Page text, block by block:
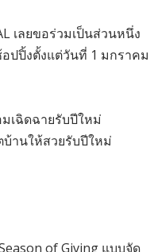
เลยขอร่วมเป็นส่วนหนึ่ง
ปปิ้งตั้งแต่วันที่ 1 มกราคม
เฉิดฉายรับปีใหม่
บ้านให้สวยรับปีใหม่
of Giving แบบจัด